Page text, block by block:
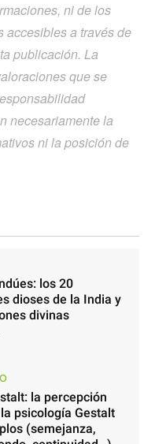
ni de los
accesibles a través de
publicación. La
que se
necesariamente la
ni la posición de
los 20
dioses de la India y
divinas
la percepción
psicología Gestalt
(semejanza,